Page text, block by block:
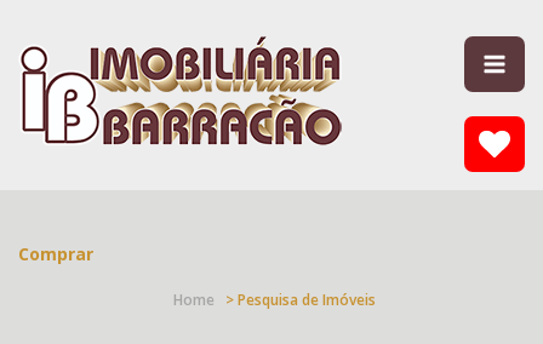
Comprar
Home > Pesquisa de Imóveis